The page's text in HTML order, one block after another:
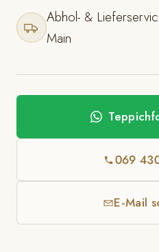
Abhol- &
Main
069
E-Mail